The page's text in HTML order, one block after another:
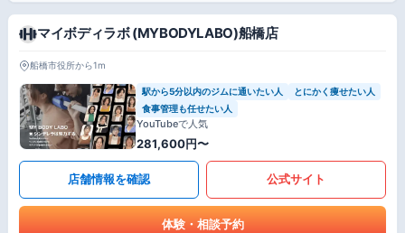
マイボディラボ (MYBODYLABO)船橋店
船橋市役所から1m
駅から5分以内のジムに通いたい人
とにかく痩せたい人
食事管理も任せたい人
YouTubeで人気
281,600円〜
店舗情報を確認 公式サイト
体験・相談予約